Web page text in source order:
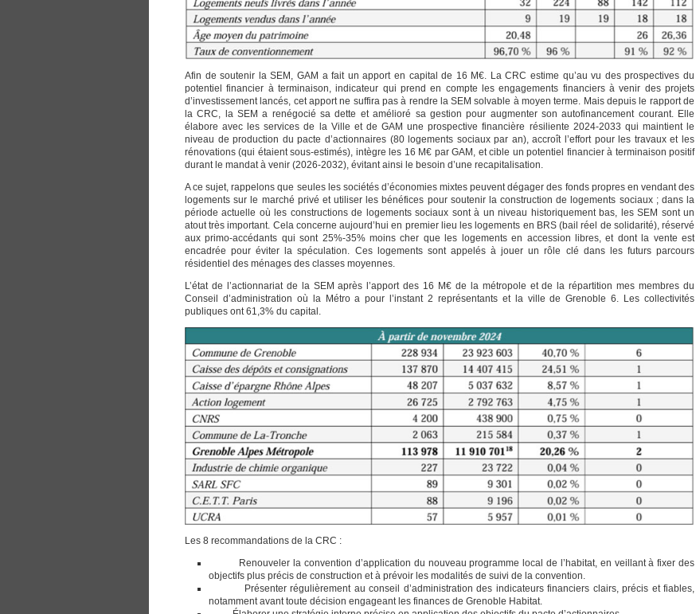
Afin de soutenir la SEM, GAM a fait un apport en capital de 16 M€. La CRC estime qu’au vu des prospectives du
potentiel financier à terminaison, indicateur qui prend en compte les engagements financiers à venir des projets
d’investissement lancés, cet apport ne suffira pas à rendre la SEM solvable à moyen terme. Mais depuis le rapport de
la CRC, la SEM a renégocié sa dette et amélioré sa gestion pour augmenter son autofinancement courant. Elle
élabore avec les services de la Ville et de GAM une prospective financière résiliente 2024-2033 qui maintient le
niveau de production du pacte d’actionnaires (80 logements sociaux par an), accroît l’effort pour les travaux et les
rénovations (qui étaient sous-estimés), intègre les 16 M€ par GAM, et cible un potentiel financier à terminaison positif
durant le mandat à venir (2026-2032), évitant ainsi le besoin d’une recapitalisation.
A ce sujet, rappelons que seules les sociétés d’économies mixtes peuvent dégager des fonds propres en vendant des
logements sur le marché privé et utiliser les bénéfices pour soutenir la construction de logements sociaux ; dans la
période actuelle où les constructions de logements sociaux sont à un niveau historiquement bas, les SEM sont un
atout très important. Cela concerne aujourd’hui en premier lieu les logements en BRS (bail réel de solidarité), réservé
aux primo-accédants qui sont 25%-35% moins cher que les logements en accession libres, et dont la vente est
encadrée pour éviter la spéculation. Ces logements sont appelés à jouer un rôle clé dans les futurs parcours
résidentiel des ménages des classes moyennes.
L’état de l’actionnariat de la SEM après l’apport des 16 M€ de la métropole et de la répartition mes membres du
Conseil d’administration où la Métro a pour l’instant 2 représentants et la ville de Grenoble 6. Les collectivités
publiques ont 61,3% du capital.
Les 8 recommandations de la CRC :
Renouveler la convention d’application du nouveau programme local de l’habitat, en veillant à fixer des
objectifs plus précis de construction et à prévoir les modalités de suivi de la convention.
Présenter régulièrement au conseil d’administration des indicateurs financiers clairs, précis et fiables,
notamment avant toute décision engageant les finances de Grenoble Habitat.